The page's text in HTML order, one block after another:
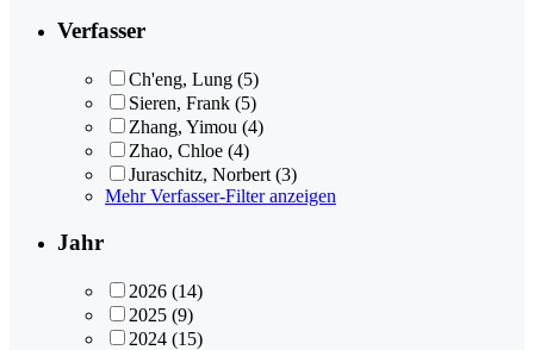
Verfasser
Ch'eng, Lung (5)
Sieren, Frank (5)
Zhang, Yimou (4)
Zhao, Chloe (4)
Juraschitz, Norbert (3)
Mehr Verfasser-Filter anzeigen
Jahr
2026 (14)
2025 (9)
2024 (15)